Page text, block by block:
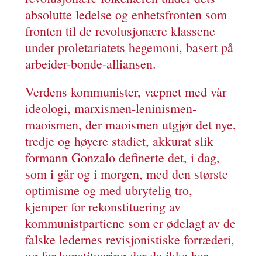
absolutte ledelse og enhetsfronten som
fronten til de revolusjonære klassene
under proletariatets hegemoni, basert på
arbeider-bonde-alliansen.
Verdens kommunister, væpnet med vår
ideologi, marxismen-leninismen-
maoismen, der maoismen utgjør det nye,
tredje og høyere stadiet, akkurat slik
formann Gonzalo definerte det, i dag,
som i går og i morgen, med den største
optimisme og med ubrytelig tro,
kjemper for rekonstituering av
kommunistpartiene som er ødelagt av de
falske ledernes revisjonistiske forræderi,